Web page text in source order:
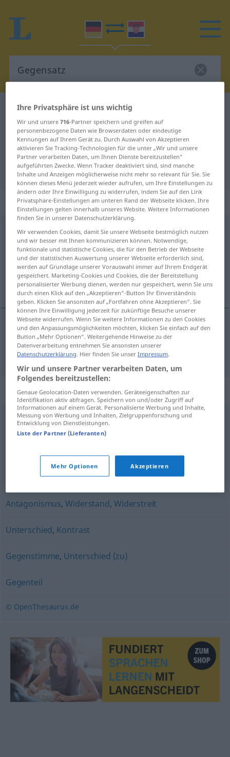
Deutsch-Kroatisch Wörterbuch
Deutsch-Kroatisch Übersetzung für
"Gegensatz"
"Gegensatz" Kroatisch Übersetzung
„Gegensatz“: Maskulinum
Gegensatzm <-es;Gegensätze>
Übersicht aller Übersetzungen
(Für mehr Details die Übersetzung anklicken/antippen)
suprotnost, opreka
suprotnost,opreka Gegensatz
Synonyme für "Gegensatz"
Rivalität,Antagonismus (geh., griechisch)
Streitfrage
Antagonismus,Widerstand,Widerstreit
Unterschied, Kontrast
Gegenstimme, Unterschied (zu)
Gegenteil
© OpenThesaurus.de
Ihre Privatsphäre ist uns wichtig
Wir und unsere716-Partner speichern und greifen auf
personenbezogene Daten wie Browserdaten oder eindeutige
Kennungen auf Ihrem Gerät zu. Durch Auswahl von Akzeptieren
aktivieren Sie Tracking-Technologien für die unter „Wir und unsere
Partner verarbeiten Daten, um Ihnen Dienste bereitzustellen“
aufgeführten Zwecke. Wenn Tracker deaktiviert sind, sind manche
Inhalte und Anzeigen möglicherweise nicht mehr so relevant für Sie. Sie
können dieses Menü jederzeit wieder aufrufen, um Ihre Einstellungen zu
ändern oder Ihre Einwilligung zu widerrufen, indem Sie auf den Link
Privatsphäre-Einstellungen am unteren Rand der Webseite klicken. Ihre
Einstellungen gelten innerhalb unseres Website. Weitere Informationen
finden Sie in unserer Datenschutzerklärung.
Wir verwenden Cookies, damit Sie unsere Webseite bestmöglich nutzen
und wir besser mit Ihnen kommunizieren können. Notwendige,
funktionale und statistische Cookies, die für den Betrieb der Webseite
und der statistischen Auswertung unserer Webseite erforderlich sind,
werden auf Grundlage unserer Vorauswahl immer auf Ihrem Endgerät
gespeichert. Marketing-Cookies und Cookies, die der Bereitstellung
personalisierter Werbung dienen, werden nur gespeichert, wenn Sie uns
durch einen Klick auf den „Akzeptieren“-Button Ihr Einverständnis
geben. Klicken Sie ansonsten auf „Fortfahren ohne Akzeptieren“. Sie
können Ihre Einwilligung jederzeit für zukünftige Besuche unserer
Webseite widerrufen. Wenn Sie weitere Informationen zu den Cookies
und den Anpassungsmöglichkeiten möchten, klicken Sie einfach auf den
Button „Mehr Optionen“. Weitergehende Hinweise zu der
Datenverarbeitung entnehmen Sie ansonsten unserer
Datenschutzerklärung. Hier finden Sie unserImpressum.
Wir und unsere Partner verarbeiten Daten, um
Folgendes bereitzustellen:
Genaue Geolocation-Daten verwenden. Geräteeigenschaften zur
Identifikation aktiv abfragen. Speichern von und/oder Zugriff auf
Informationen auf einem Gerät. Personalisierte Werbung und Inhalte,
Messung von Werbung und Inhalten, Zielgruppenforschung und
Entwicklung von Dienstleistungen.
Liste der Partner (Lieferanten)
Mehr Optionen Akzeptieren